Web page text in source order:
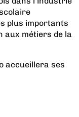
plus importants
aux métiers de la
accueillera ses